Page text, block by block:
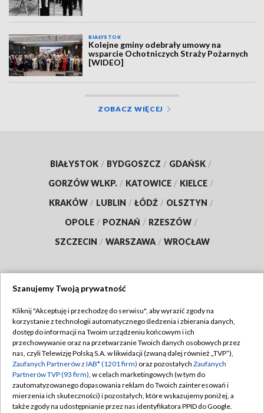
BIAŁYSTOK
Kolejne gminy odebrały umowy na
wsparcie Ochotniczych Straży Pożarnych
[WIDEO]
ZOBACZ WIĘCEJ
BIAŁYSTOK / BYDGOSZCZ / GDAŃSK /
GORZÓW WLKP. / KATOWICE / KIELCE /
KRAKÓW / LUBLIN / ŁÓDŹ / OLSZTYN /
OPOLE / POZNAŃ / RZESZÓW /
SZCZECIN / WARSZAWA / WROCŁAW
TVP
Abonament TVP
Emisja w TVP
Centrum informacji TVP
Naziemna Telewizja Cyfrowa
Regulamin TVP
Polityka prywatności
Moje zgody
Pomoc
Szanujemy Twoją prywatność
Kliknij "Akceptuję i przechodzę do serwisu", aby wyrazić zgody na
korzystanie z technologii automatycznego śledzenia i zbierania danych,
dostęp do informacji na Twoim urządzeniu końcowym i ich
przechowywanie oraz na przetwarzanie Twoich danych osobowych przez
nas, czyli Telewizję Polską S.A. w likwidacji (zwaną dalej również „TVP”),
Zaufanych Partnerów z IAB* (1201 firm) oraz pozostałych Zaufanych
Partnerów TVP (93 firm), w celach marketingowych (w tym do
zautomatyzowanego dopasowania reklam do Twoich zainteresowań i
mierzenia ich skuteczności) i pozostałych, które wskazujemy poniżej, a
także zgody na udostępnianie przez nas identyfikatora PPID do Google.